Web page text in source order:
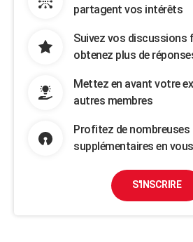
partagent vos intérêts
Suivez vos discussions
obtenez plus de
Mettez en avant votre
autres membres
Profitez de
supplémentaires en
S'INSCRIRE